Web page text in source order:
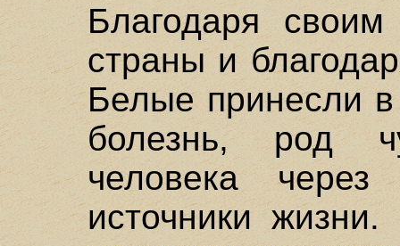
Благодаря
страны и
Белые принесли
болезнь, род
человека
источники